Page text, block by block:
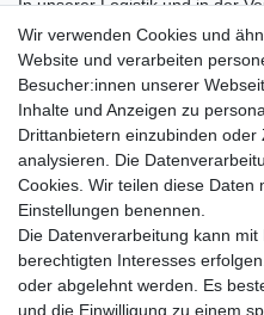
In unserer Logistik und in der
immer es möglich ist, auf den
Plastik.
Wir verwenden Cookies und
Website und verarbeiten
Besucher:innen unserer
Inhalte und Anzeigen zu
Drittanbietern einzubinden
analysieren. Die
Cookies. Wir teilen diese Daten
Einstellungen benennen.
Die Datenverarbeitung kann
berechtigten Interesses
oder abgelehnt werden. Es
und die Einwilligung zu einem